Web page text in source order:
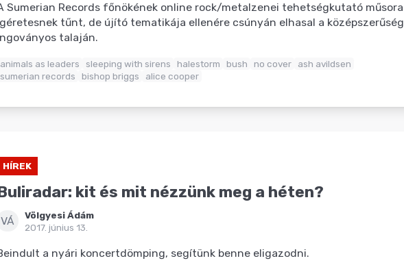
Sumerian Records főnökének online rock/metalzenei tehetségkutató műsora
tűnt, de újító tematikája ellenére csúnyán elhasal a középszerűség
talaján.
animals as leaders sleeping with sirens halestorm bush no cover
ash avildsen
sumerian records
bishop briggs alice cooper
HÍREK
kit és mit nézzünk meg a héten?
VÁ
Völgyesi Ádám
2017. június 13.
a nyári koncertdömping, segítünk benne eligazodni.